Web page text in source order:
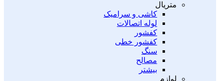
متریال
کاشی و سرامیک
لوله اتصالات
کفشور
کفشور خطی
سنگ
مصالح
بیشتر
لوازم